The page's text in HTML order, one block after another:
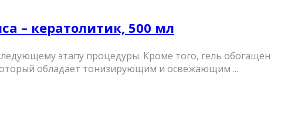
– кератолитик, 500 мл
этапу процедуры. Кроме того, гель обогащен
обладает тонизирующим и освежающим ...